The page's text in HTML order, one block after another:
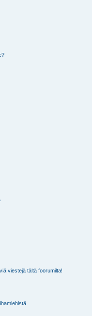
viestejä tältä foorumilta!